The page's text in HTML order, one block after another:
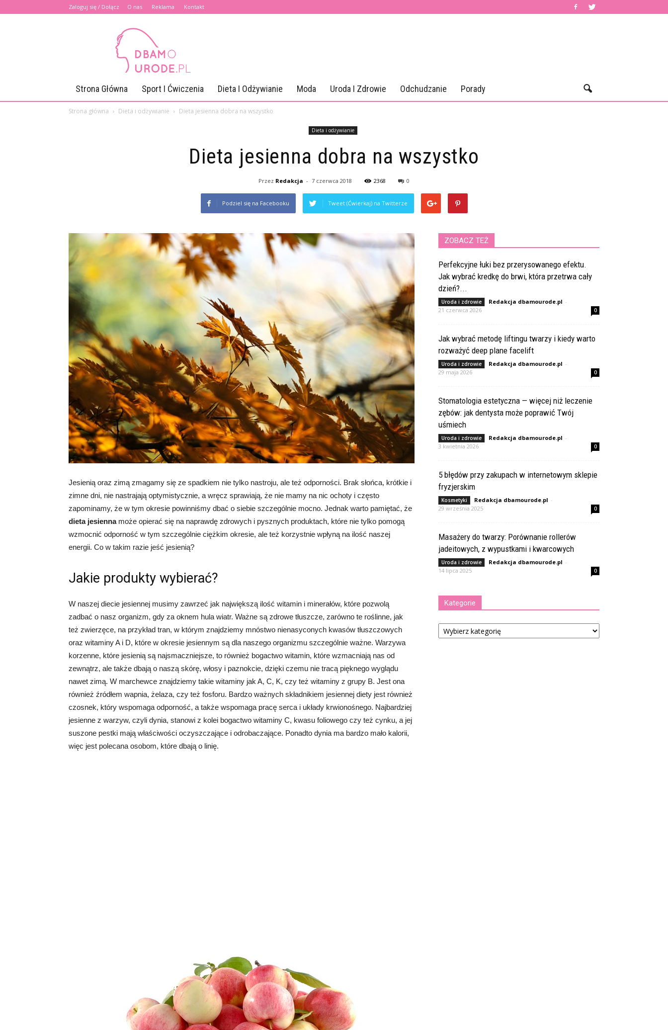
Zaloguj się / Dołącz O nas Reklama Kontakt
Dbamourode.pl
Strona Główna Sport I Ćwiczenia Dieta I Odżywianie Moda Uroda I Zdrowie Odchudzanie Porady
Strona główna Dieta i odżywianie Dieta jesienna dobra na wszystko
Dieta i odżywianie
Dieta jesienna dobra na wszystko
Przez Redakcja - 7 czerwca 2018 2368 0
Podziel się na Facebooku Tweet (Ćwierkaj) na Twitterze
Jesienią oraz zimą zmagamy się ze spadkiem nie tylko nastroju, ale też odporności. Brak słońca, krótkie i
zimne dni, nie nastrajają optymistycznie, a wręcz sprawiają, że nie mamy na nic ochoty i często
zapominamy, że w tym okresie powinniśmy dbać o siebie szczególnie mocno. Jednak warto pamiętać, że
dieta jesiennamoże opierać się na naprawdę zdrowych i pysznych produktach, które nie tylko pomogą
wzmocnić odporność w tym szczególnie ciężkim okresie, ale też korzystnie wpłyną na ilość naszej
energii. Co w takim razie jeść jesienią?
Jakie produkty wybierać?
W naszej diecie jesiennej musimy zawrzeć jak największą ilość witamin i minerałów, które pozwolą
zadbać o nasz organizm, gdy za oknem hula wiatr. Ważne są zdrowe tłuszcze, zarówno te roślinne, jak
też zwierzęce, na przykład tran, w którym znajdziemy mnóstwo nienasyconych kwasów tłuszczowych
oraz witaminy A i D, które w okresie jesiennym są dla naszego organizmu szczególnie ważne. Warzywa
korzenne, które jesienią są najsmaczniejsze, to również bogactwo witamin, które wzmacniają nas od
zewnątrz, ale także dbają o naszą skórę, włosy i paznokcie, dzięki czemu nie tracą pięknego wyglądu
nawet zimą. W marchewce znajdziemy takie witaminy jak A, C, K, czy też witaminy z grupy B. Jest ona
również źródłem wapnia, żelaza, czy też fosforu. Bardzo ważnych składnikiem jesiennej diety jest również
czosnek, który wspomaga odporność, a także wspomaga pracę serca i układy krwionośnego. Najbardziej
jesienne z warzyw, czyli dynia, stanowi z kolei bogactwo witaminy C, kwasu foliowego czy też cynku, a jej
suszone pestki mają właściwości oczyszczające i odrobaczające. Ponadto dynia ma bardzo mało kalorii,
więc jest polecana osobom, które dbają o linię.
ZOBACZ TEŻ
Perfekcyjne łuki bez przerysowanego efektu.
Jak wybrać kredkę do brwi, która przetrwa cały
dzień?...
Uroda i zdrowie Redakcja dbamourode.pl -
21 czerwca 2026
0
Jak wybrać metodę liftingu twarzy i kiedy warto
rozważyć deep plane facelift
Uroda i zdrowie Redakcja dbamourode.pl -
29 maja 2026
0
Stomatologia estetyczna — więcej niż leczenie
zębów: jak dentysta może poprawić Twój
uśmiech
Uroda i zdrowie Redakcja dbamourode.pl -
3 kwietnia 2026
0
5 błędów przy zakupach w internetowym sklepie
fryzjerskim
Kosmetyki Redakcja dbamourode.pl -
29 września 2025
0
Masażery do twarzy: Porównanie rollerów
jadeitowych, z wypustkami i kwarcowych
Uroda i zdrowie Redakcja dbamourode.pl -
14 lipca 2025
0
Kategorie
Kategorie